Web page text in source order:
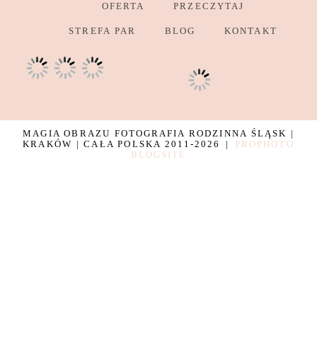
OFERTA PRZECZYTAJ
STREFA PAR BLOG KONTAKT
MAGIA OBRAZU FOTOGRAFIA RODZINNA ŚLĄSK |
KRAKÓW | CAŁA POLSKA 2011-2026
|
PROPHOTO
BLOGSITE